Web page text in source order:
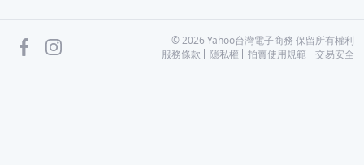
facebook ©2026 Yahoo台灣電子商務 保留所有權利
服務條款
隱私權 拍賣使用規範 交易安全